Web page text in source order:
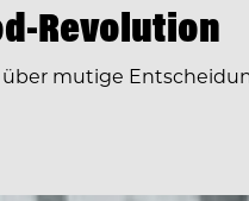
Revolution
mutige